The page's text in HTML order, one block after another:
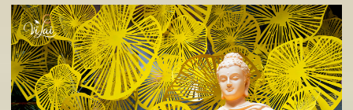
giữa thiên nhiên và thiền học
Món ăn ngon, tốt cho sức khỏe: Chế biến từ
nguyên liệu tươi, hữu cơ
Dịch vụ tận tâm: Đội ngũ nhân viên nhẹ
nhàng, chuyên nghiệp
Vị trí thuận tiện: Dễ tìm cho những ai đang